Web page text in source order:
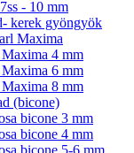
- 10 mm
kerek gyöngyök
Maxima
Maxima 4 mm
Maxima 6 mm
Maxima 8 mm
(bicone)
bicone 3 mm
bicone 4 mm